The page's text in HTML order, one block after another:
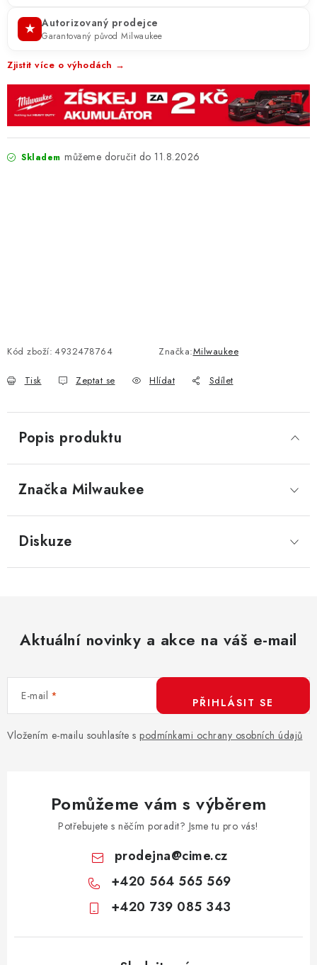
★ Autorizovaný prodejce
Garantovaný původ Milwaukee
Zjistit více o výhodách →
Skladem 11.8.2026
Kód zboží: 4932478764 Značka:Milwaukee
Tisk Zeptat se Hlídat Sdílet
Popis produktu
Značka Milwaukee
Diskuze
Aktuální novinky a akce na váš e-mail
E-mail
Vložením e-mailu souhlasíte s podmínkami ochrany osobních údajů
PŘIHLÁSIT SE
Pomůžeme vám s výběrem
Potřebujete s něčím poradit? Jsme tu pro vás!
prodejna@cime.cz
+420 564 565 569
+420 739 085 343